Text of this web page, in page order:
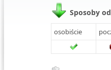
Sposoby
osobiście